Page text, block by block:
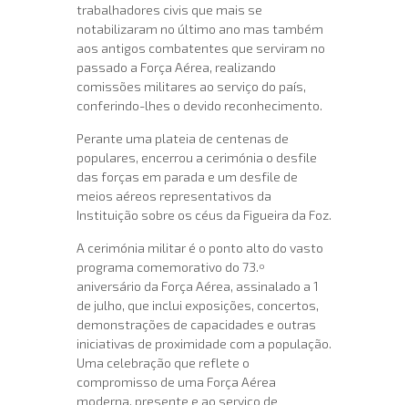
trabalhadores civis que mais se
notabilizaram no último ano mas também
aos antigos combatentes que serviram no
passado a Força Aérea, realizando
comissões militares ao serviço do país,
conferindo-lhes o devido reconhecimento.
Perante uma plateia de centenas de
populares, encerrou a cerimónia o desfile
das forças em parada e um desfile de
meios aéreos representativos da
Instituição sobre os céus da Figueira da Foz.
A cerimónia militar é o ponto alto do vasto
programa comemorativo do 73.º
aniversário da Força Aérea, assinalado a 1
de julho, que inclui exposições, concertos,
demonstrações de capacidades e outras
iniciativas de proximidade com a população.
Uma celebração que reflete o
compromisso de uma Força Aérea
moderna, presente e ao serviço de